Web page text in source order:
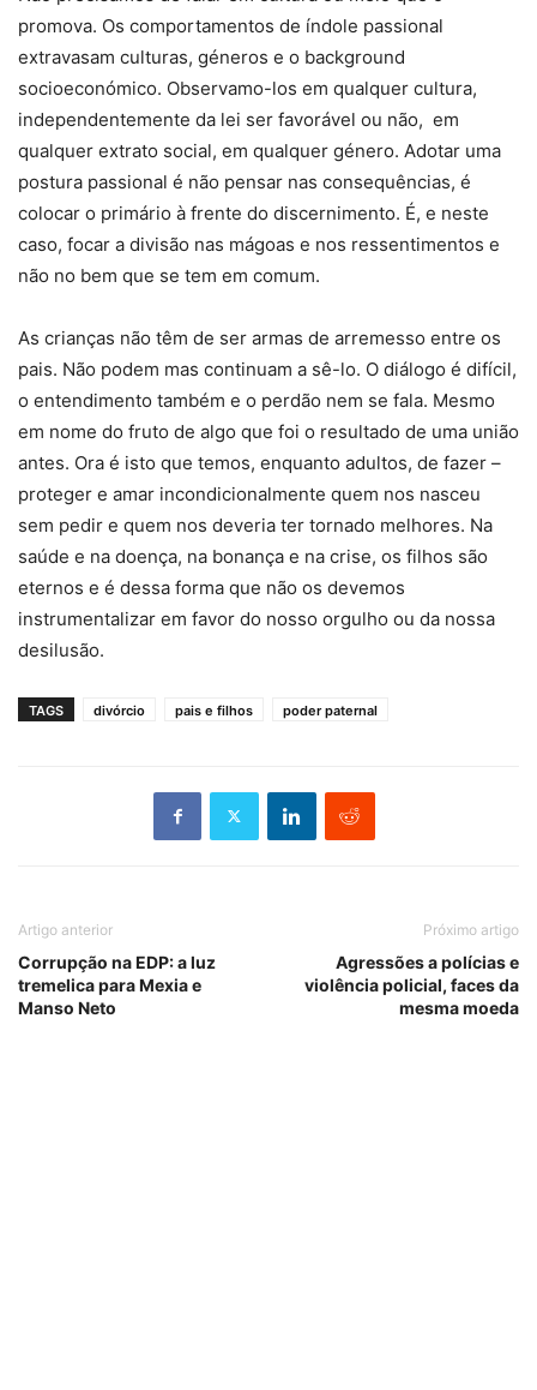
promova. Os comportamentos de índole passional
extravasam culturas, géneros e o background
socioeconómico. Observamo-los em qualquer cultura,
independentemente da lei ser favorável ou não, em
qualquer extrato social, em qualquer género. Adotar uma
postura passional é não pensar nas consequências, é
colocar o primário à frente do discernimento. É, e neste
caso, focar a divisão nas mágoas e nos ressentimentos e
não no bem que se tem em comum.
As crianças não têm de ser armas de arremesso entre os
pais. Não podem mas continuam a sê-lo. O diálogo é difícil,
o entendimento também e o perdão nem se fala. Mesmo
em nome do fruto de algo que foi o resultado de uma união
antes. Ora é isto que temos, enquanto adultos, de fazer –
proteger e amar incondicionalmente quem nos nasceu
sem pedir e quem nos deveria ter tornado melhores. Na
saúde e na doença, na bonança e na crise, os filhos são
eternos e é dessa forma que não os devemos
instrumentalizar em favor do nosso orgulho ou da nossa
desilusão.
TAGS divórcio pais e filhos poder paternal
Artigo anterior
Corrupção na EDP: a luz
tremelica para Mexia e
Manso Neto
Próximo artigo
Agressões a polícias e
violência policial, faces da
mesma moeda